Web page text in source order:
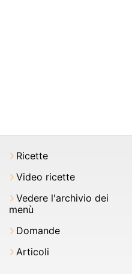
Ricette
Video ricette
Vedere l'archivio dei
menù
Domande
Articoli